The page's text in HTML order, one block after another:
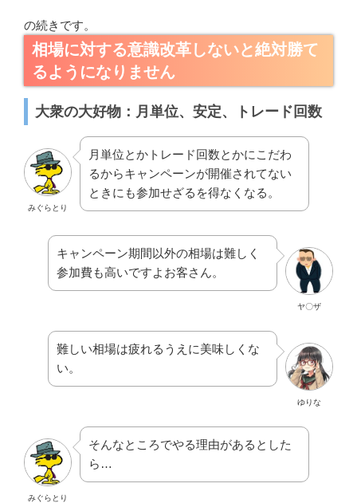
の続きです。
相場に対する意識改革しないと絶対勝て
るようになりません
大衆の大好物：月単位、安定、トレード回数
みぐらとり
月単位とかトレード回数とかにこだわ
るからキャンペーンが開催されてない
ときにも参加せざるを得なくなる。
ヤ〇ザ
キャンペーン期間以外の相場は難しく
参加費も高いですよお客さん。
ゆりな
難しい相場は疲れるうえに美味しくな
い。
みぐらとり
そんなところでやる理由があるとした
ら…